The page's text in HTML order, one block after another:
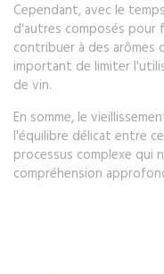
Cependant, avec le
d'autres composés pour
contribuer à des arômes
important de limiter
de vin.
En somme, le
l'équilibre délicat entre
processus complexe
compréhension